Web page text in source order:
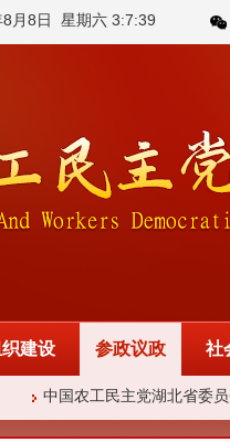
月8日 星期六 3:7:39
建设 参政议政 社
中国农工民主党湖北省委员